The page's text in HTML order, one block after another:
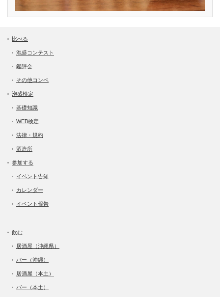
比べる
泡盛コンテスト
鑑評会
その他コンペ
泡盛検定
基礎知識
WEB検定
法律・規約
酒造所
参加する
イベント告知
カレンダー
イベント報告
飲む
居酒屋（沖縄県）
バー（沖縄）
居酒屋（本土）
バー（本土）